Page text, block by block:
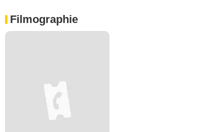
Filmographie